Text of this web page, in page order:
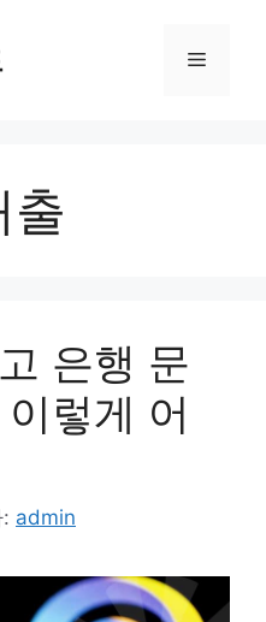
메
출
은행 문
렇게 어
admin